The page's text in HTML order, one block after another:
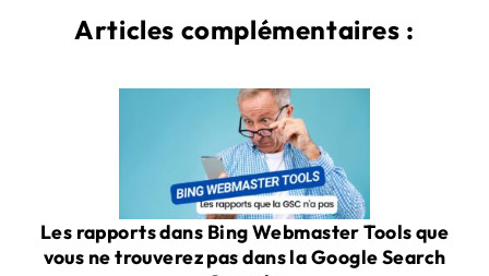
Articles complémentaires :
Les rapports dans Bing Webmaster Tools que
vous ne trouverez pas dans la Google Search